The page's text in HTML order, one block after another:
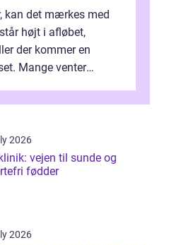
kan det mærkes med
højt i afløbet,
der kommer en
Mange venter
2026
vejen til sunde og
fødder
2026